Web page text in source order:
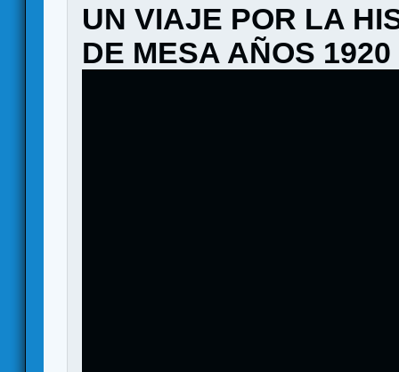
UN VIAJE POR LA
DE MESA AÑOS 1920